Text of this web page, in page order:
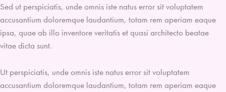
Sed ut perspiciatis, unde omnis iste natus error sit voluptatem
accusantium doloremque laudantium, totam rem aperiam eaque
ipsa, quae ab illo inventore veritatis et quasi architecto beatae
vitae dicta sunt.
Ut perspiciatis, unde omnis iste natus error sit voluptatem
accusantium doloremque laudantium, totam rem aperiam eaque